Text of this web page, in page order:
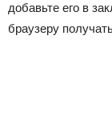
добавьте его в
браузеру